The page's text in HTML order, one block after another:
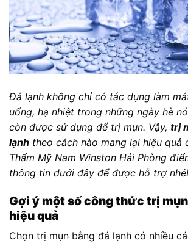
Đá lạnh không chỉ có tác dụng làm
uống, hạ nhiệt trong những ngày hè
còn được sử dụng để trị mụn. Vậy, trị
lạnh theo cách nào mang lại hiệu quả
Thẩm Mỹ Nam Winston Hải Phòng
thông tin dưới đây để được hỗ trợ nhé!
Gợi ý một số công thức trị
hiệu quả
Chọn trị mụn bằng đá lạnh có nhiều